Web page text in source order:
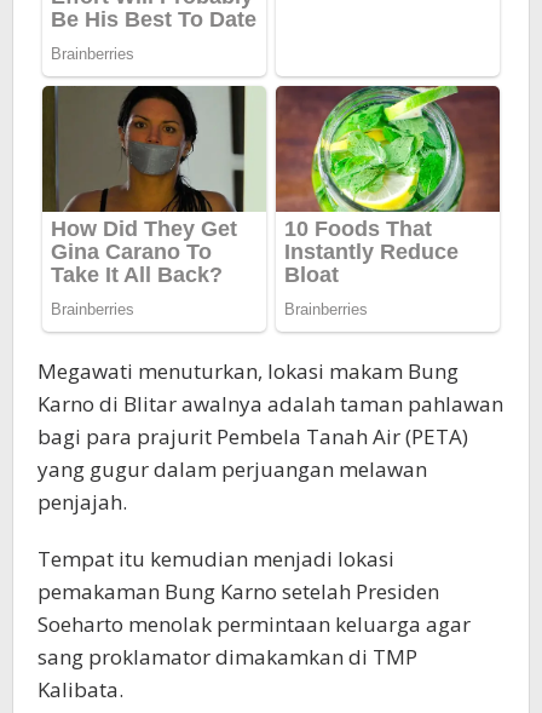
Megawati menuturkan, lokasi makam Bung
Karno di Blitar awalnya adalah taman pahlawan
bagi para prajurit Pembela Tanah Air (PETA)
yang gugur dalam perjuangan melawan
penjajah.
Tempat itu kemudian menjadi lokasi
pemakaman Bung Karno setelah Presiden
Soeharto menolak permintaan keluarga agar
sang proklamator dimakamkan di TMP
Kalibata.